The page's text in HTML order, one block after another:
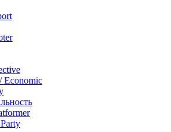
Economic